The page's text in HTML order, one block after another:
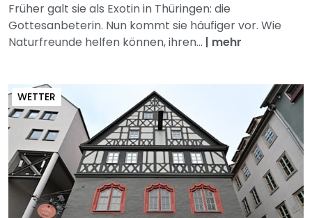
Früher galt sie als Exotin in Thüringen: die
Gottesanbeterin. Nun kommt sie häufiger vor. Wie
Naturfreunde helfen können, ihren... | mehr
WETTER